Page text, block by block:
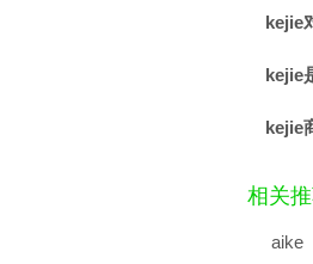
kejie
kejie
kejie
相关
aike